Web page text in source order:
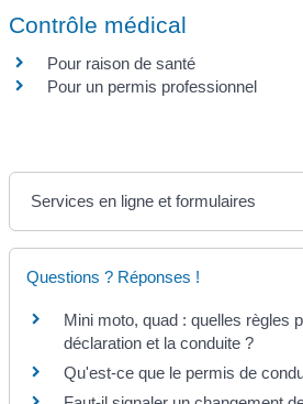
Contrôle médical
Pour raison de santé
Pour un permis professionnel
Services en ligne et formulaires
Questions ? Réponses !
Mini moto, quad : quelles règles
déclaration et la conduite ?
Qu'est-ce que le permis de